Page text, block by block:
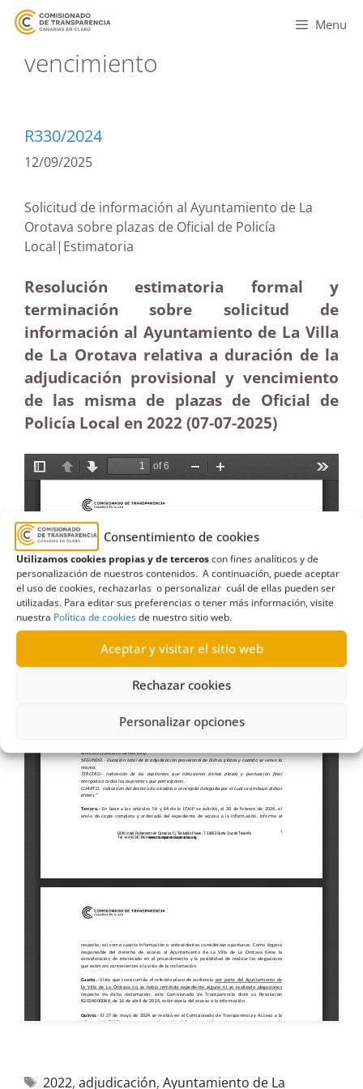
Consentimiento de cookies
Utilizamos cookies propias y de terceroscon fines analíticos y de
personalización de nuestros contenidos. A continuación, puede aceptar
el uso de cookies, rechazarlas o personalizar cuál de ellas pueden ser
utilizadas. Para editar sus preferencias o tener más información, visite
nuestra Política de cookiesde nuestro sitio web.
Aceptar y visitar el sitio web
Rechazar cookies
Personalizar opciones
Menu
vencimiento
R330/2024
12/09/2025
Solicitud de información al Ayuntamiento de La
Orotava sobre plazas de Oficial de Policía
Local|Estimatoria
Resolución estimatoria formal y
terminación sobre solicitud de
información al Ayuntamiento de La Villa
de La Orotava relativa a duración de la
adjudicación provisional y vencimiento
de las misma de plazas de Oficial de
Policía Local en 2022 (07-07-2025)
2022, adjudicación, Ayuntamiento de La